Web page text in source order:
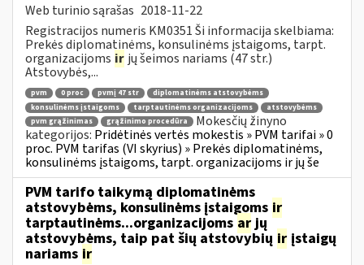
Web turinio sąrašas 2018-11-22
Registracijos numeris KM0351 Ši informacija skelbiama:
Prekės diplomatinėms, konsulinėms įstaigoms, tarpt.
organizacijoms ir jų šeimos nariams (47 str.)
Atstovybės,...
pvm 0 proc pvmį 47 str
diplomatinėms atstovybėms
konsulinėms įstaigoms
tarptautinėms organizacijoms
atstovybėms
pvm grąžinimas
grąžinimo procedūra
Mokesčių žinyno
kategorijos: Pridėtinės vertės mokestis » PVM tarifai » 0
proc. PVM tarifas (VI skyrius) » Prekės diplomatinėms,
konsulinėms įstaigoms, tarpt. organizacijoms ir jų še
PVM tarifo taikymą diplomatinėms
atstovybėms, konsulinėms įstaigoms ir
tarptautinėms...organizacijoms arjų
atstovybėms, taip pat šių atstovybių ir įstaigų
nariams ir